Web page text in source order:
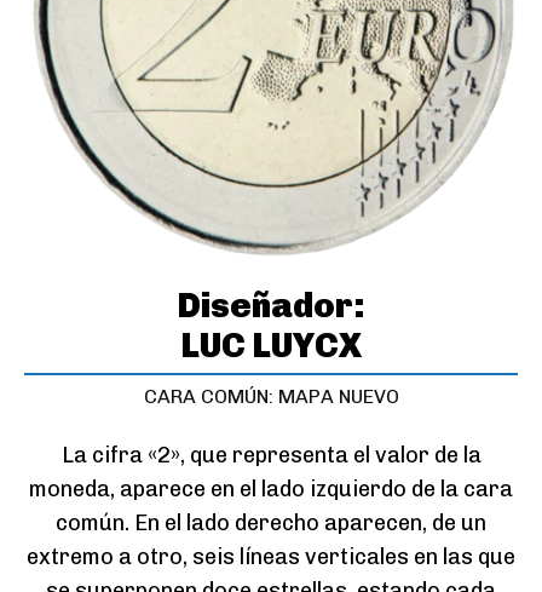
Diseñador:
LUC LUYCX
CARA COMÚN: MAPA NUEVO
La cifra «2», que representa el valor de la
moneda, aparece en el lado izquierdo de la cara
común. En el lado derecho aparecen, de un
extremo a otro, seis líneas verticales en las que